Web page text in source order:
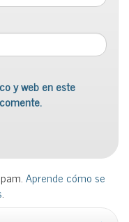
y web en este
Aprende cómo se
.